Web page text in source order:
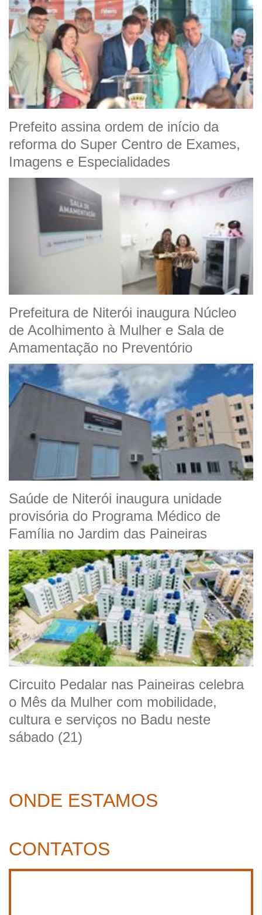
Prefeito assina ordem de início da
reforma do Super Centro de Exames,
Imagens e Especialidades
Prefeitura de Niterói inaugura Núcleo
de Acolhimento à Mulher e Sala de
Amamentação no Preventório
Saúde de Niterói inaugura unidade
provisória do Programa Médico de
Família no Jardim das Paineiras
Circuito Pedalar nas Paineiras celebra
o Mês da Mulher com mobilidade,
cultura e serviços no Badu neste
sábado (21)
ONDE ESTAMOS
CONTATOS